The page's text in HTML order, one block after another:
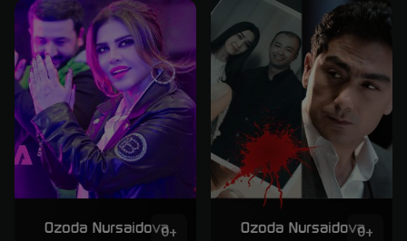
0+ 0+